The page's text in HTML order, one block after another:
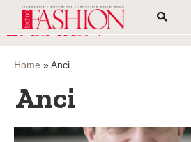
Home »Anci
Anci